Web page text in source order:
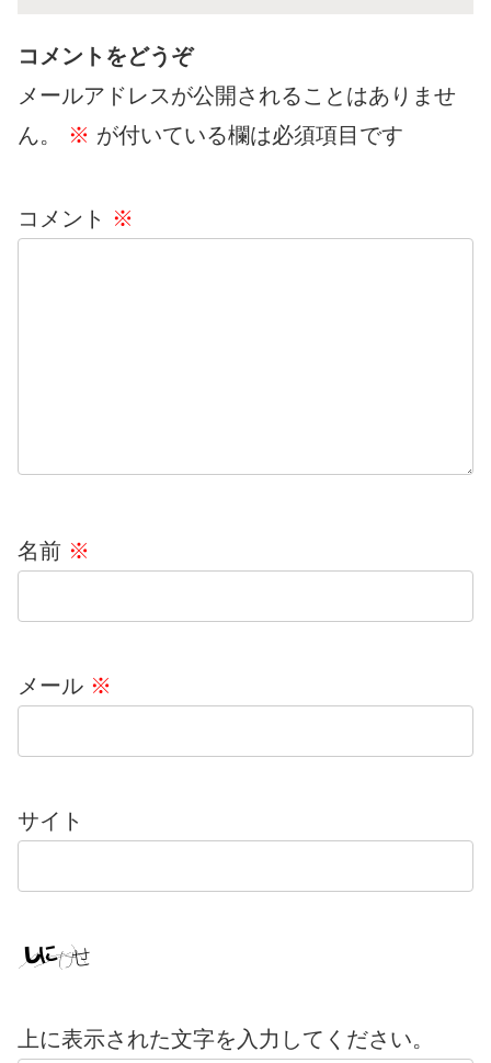
コメントをどうぞ
メールアドレスが公開されることはありませ
ん。
※ が付いている欄は必須項目です
コメント ※
名前 ※
メール ※
サイト
上に表示された文字を入力してください。